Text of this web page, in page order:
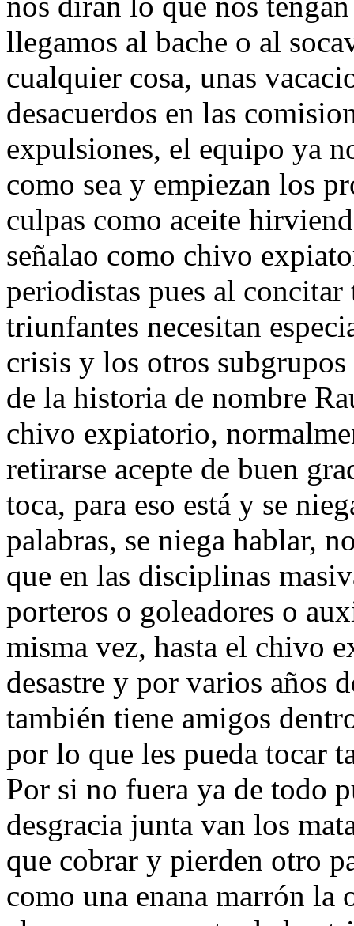
llegamos al bache o al
cualquier cosa, unas
desacuerdos en las
expulsiones, el equipo ya
como sea y empiezan los
culpas como aceite
señalao como chivo
periodistas pues al
triunfantes necesitan
crisis y los otros
de la historia de nombre
chivo expiatorio,
retirarse acepte de buen
toca, para eso está y se
palabras, se niega hablar,
que en las disciplinas
porteros o goleadores o
misma vez, hasta el chivo
desastre y por varios años
también tiene amigos
por lo que les pueda tocar
Por si no fuera ya de todo
desgracia junta van los
que cobrar y pierden otro
como una enana marrón